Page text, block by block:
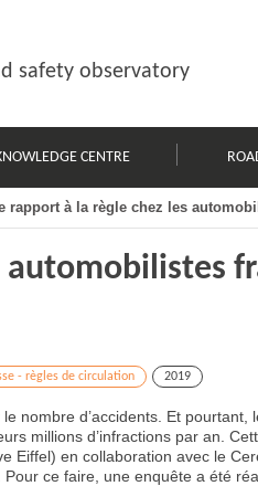
safety observatory
CENTRE
rapport à la règle chez les
automobilistes
- règles de circulation 2019
nombre d’accidents. Et pourtant,
millions d’infractions par an.
Eiffel) en collaboration avec le
ce faire, une enquête a été